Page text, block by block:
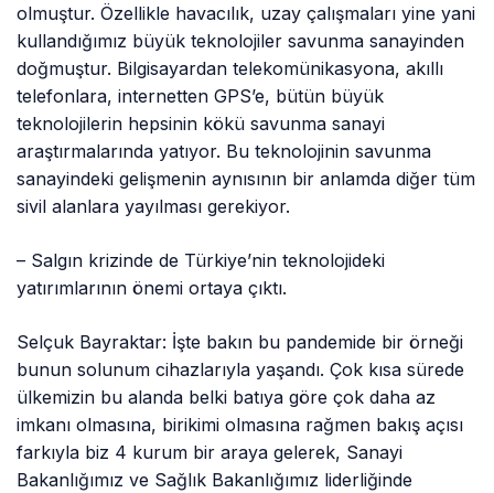
olmuştur. Özellikle havacılık, uzay çalışmaları yine yani
kullandığımız büyük teknolojiler savunma sanayinden
doğmuştur. Bilgisayardan telekomünikasyona, akıllı
telefonlara, internetten GPS’e, bütün büyük
teknolojilerin hepsinin kökü savunma sanayi
araştırmalarında yatıyor. Bu teknolojinin savunma
sanayindeki gelişmenin aynısının bir anlamda diğer tüm
sivil alanlara yayılması gerekiyor.
– Salgın krizinde de Türkiye’nin teknolojideki
yatırımlarının önemi ortaya çıktı.
Selçuk Bayraktar: İşte bakın bu pandemide bir örneği
bunun solunum cihazlarıyla yaşandı. Çok kısa sürede
ülkemizin bu alanda belki batıya göre çok daha az
imkanı olmasına, birikimi olmasına rağmen bakış açısı
farkıyla biz 4 kurum bir araya gelerek, Sanayi
Bakanlığımız ve Sağlık Bakanlığımız liderliğinde